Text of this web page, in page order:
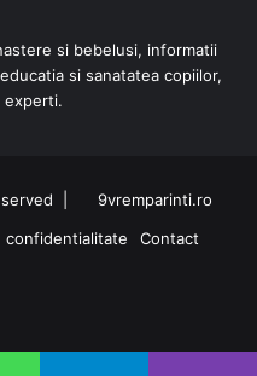
si bebelusi, informatii
si sanatatea copiilor,
experti.
|
9vremparinti.ro
confidentialitate Contact